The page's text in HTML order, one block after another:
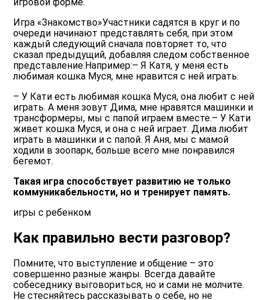
игровой форме.
Игра «Знакомство»Участники садятся в круг и по
очереди начинают представлять себя, при этом
каждый следующий сначала повторяет то, что
сказал предыдущий, добавляя следом собственное
представление.Например:– Я Катя, у меня есть
любимая кошка Муся, мне нравится с ней играть.
– У Кати есть любимая кошка Муся, она любит с ней
играть. А меня зовут Дима, мне нравятся машинки и
трансформеры, мы с папой играем вместе.– У Кати
живет кошка Муся, и она с ней играет. Дима любит
играть в машинки и с папой. Я Аня, мы с мамой
ходили в зоопарк, больше всего мне понравился
бегемот.
Такая игра способствует развитию не только
коммуникабельности, но и тренирует память.
игры с ребенком
Как правильно вести разговор?
Помните, что выступление и общение – это
совершенно разные жанры. Всегда давайте
собеседнику выговориться, но и сами не молчите.
Не стесняйтесь рассказывать о себе, но не